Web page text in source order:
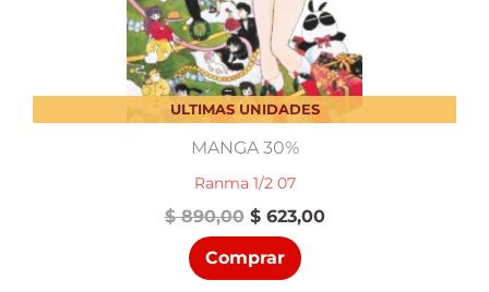
ULTIMAS UNIDADES
MANGA 30%
Ranma 1/2 07
$890,00 El
precio
original
era:
$623,00El
Comprar